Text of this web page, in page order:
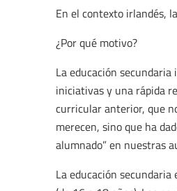
En el contexto irlandés,
¿Por qué motivo?
La educación
iniciativas y una rápida
curricular anterior, que
merecen, sino que ha
alumnado” en nuestras
La educación